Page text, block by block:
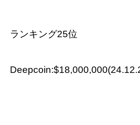
ランキング25位